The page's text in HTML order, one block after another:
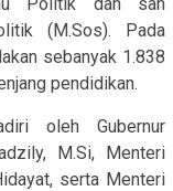
(M.Sos). Pada
sebanyak 1.838
pendidikan.
oleh Gubernur
M.Si, Menteri
serta Menteri